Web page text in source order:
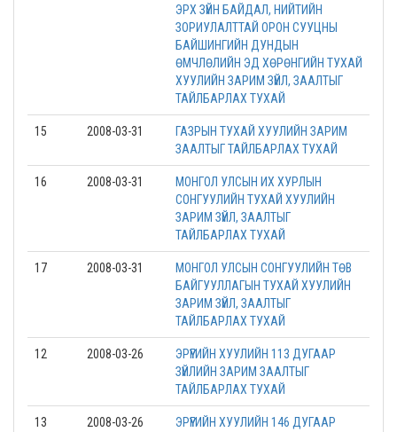
ЭРХ ЗҮЙН БАЙДАЛ, НИЙТИЙН
ЗОРИУЛАЛТТАЙ ОРОН СУУЦНЫ
БАЙШИНГИЙН ДУНДЫН
ӨМЧЛӨЛИЙН ЭД ХӨРӨНГИЙН ТУХАЙ
ХУУЛИЙН ЗАРИМ ЗҮЙЛ, ЗААЛТЫГ
ТАЙЛБАРЛАХ ТУХАЙ
15 2008-03-31
ГАЗРЫН ТУХАЙ ХУУЛИЙН ЗАРИМ
ЗААЛТЫГ ТАЙЛБАРЛАХ ТУХАЙ
16 2008-03-31
МОНГОЛ УЛСЫН ИХ ХУРЛЫН
СОНГУУЛИЙН ТУХАЙ ХУУЛИЙН
ЗАРИМ ЗҮЙЛ, ЗААЛТЫГ
ТАЙЛБАРЛАХ ТУХАЙ
17 2008-03-31
МОНГОЛ УЛСЫН СОНГУУЛИЙН ТӨВ
БАЙГУУЛЛАГЫН ТУХАЙ ХУУЛИЙН
ЗАРИМ ЗҮЙЛ, ЗААЛТЫГ
ТАЙЛБАРЛАХ ТУХАЙ
12 2008-03-26
ЭРҮҮГИЙН ХУУЛИЙН 113 ДУГААР
ЗҮЙЛИЙН ЗАРИМ ЗААЛТЫГ
ТАЙЛБАРЛАХ ТУХАЙ
13 2008-03-26
ЭРҮҮГИЙН ХУУЛИЙН 146 ДУГААР